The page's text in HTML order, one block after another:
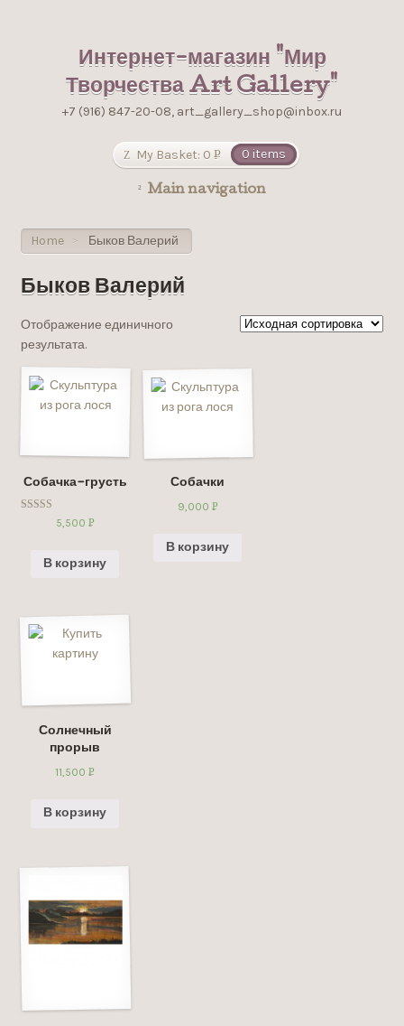
Интернет-магазин "Мир
Творчества Art Gallery"
+7 (916) 847-20-08, art_gallery_shop@inbox.ru
My Basket: 0Р
0 items
Main navigation
Home > Быков Валерий
Быков Валерий
Отображение единичного
результата.
Собачка-грусть
Оценка5,500 Р
В корзину
Собачки
9,000 Р
В корзину
Солнечный
прорыв
11,500Р
В корзину